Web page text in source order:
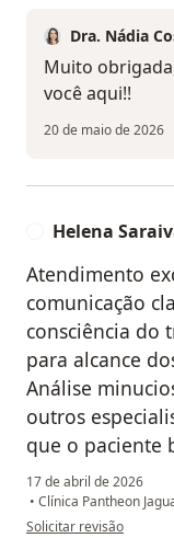
Dra. Nádia
Muito
você aqui!!
20 de maio de 2026
Helena
Atendimento
comunicação
consciência do
para alcance
Análise
outros
que o paciente
17 de abril de 2026
• Clínica Pantheon
na opinião do utilizador
Solicitar revisão